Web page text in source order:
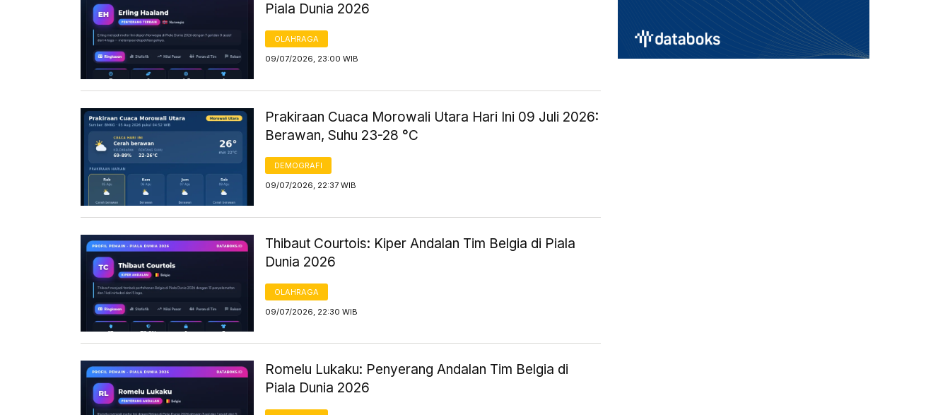
Piala Dunia 2026
OLAHRAGA
09/07/2026, 23:00 WIB
Prakiraan Cuaca Morowali Utara Hari Ini 09 Juli 2026:
Berawan, Suhu 23-28 °C
DEMOGRAFI
09/07/2026, 22:37 WIB
Thibaut Courtois: Kiper Andalan Tim Belgia di Piala
Dunia 2026
OLAHRAGA
09/07/2026, 22:30 WIB
Romelu Lukaku: Penyerang Andalan Tim Belgia di
Piala Dunia 2026